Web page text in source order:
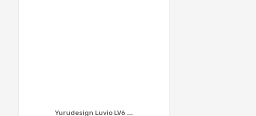
Yurudesign Luvio LV6 ...